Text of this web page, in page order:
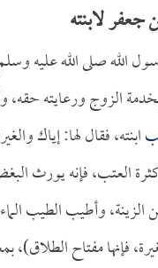
جعفر لابنته
صلى الله عليه وسلم
الزوج ورعايته
ابنته، فقال لها: إياك
العتب، فإنه يورث
الزينة، وأطيب الطيب
فإنها مفتاح الطلاق)،